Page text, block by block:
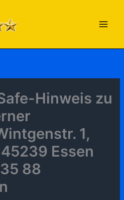
Hinweis zu
1,
Essen
88